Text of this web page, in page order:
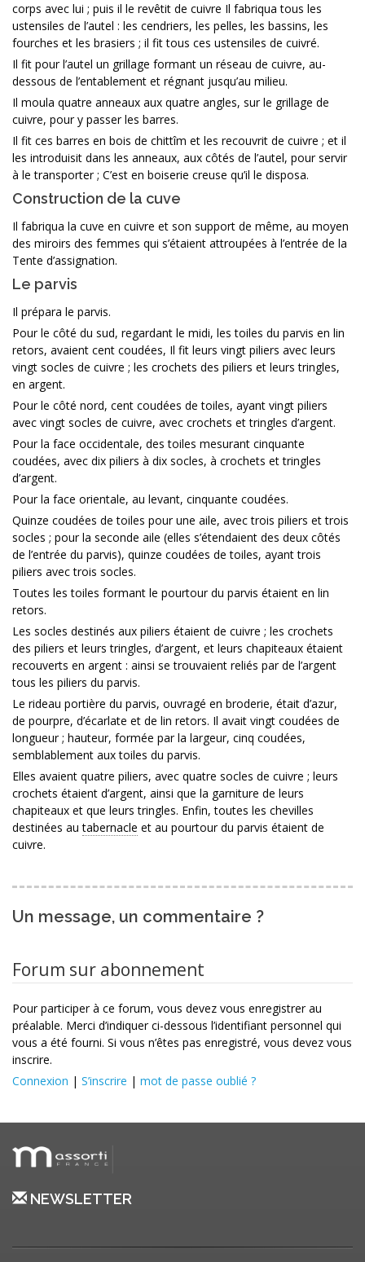
corps avec lui ; puis il le revêtit de cuivre Il fabriqua tous les
ustensiles de l’autel : les cendriers, les pelles, les bassins, les
fourches et les brasiers ; il fit tous ces ustensiles de cuivré.
Il fit pour l’autel un grillage formant un réseau de cuivre, au-
dessous de l’entablement et régnant jusqu’au milieu.
Il moula quatre anneaux aux quatre angles, sur le grillage de
cuivre, pour y passer les barres.
Il fit ces barres en bois de chittîm et les recouvrit de cuivre ; et il
les introduisit dans les anneaux, aux côtés de l’autel, pour servir
à le transporter ; C’est en boiserie creuse qu’il le disposa.
Construction de la cuve
Il fabriqua la cuve en cuivre et son support de même, au moyen
des miroirs des femmes qui s’étaient attroupées à l’entrée de la
Tente d’assignation.
Le parvis
Il prépara le parvis.
Pour le côté du sud, regardant le midi, les toiles du parvis en lin
retors, avaient cent coudées, Il fit leurs vingt piliers avec leurs
vingt socles de cuivre ; les crochets des piliers et leurs tringles,
en argent.
Pour le côté nord, cent coudées de toiles, ayant vingt piliers
avec vingt socles de cuivre, avec crochets et tringles d’argent.
Pour la face occidentale, des toiles mesurant cinquante
coudées, avec dix piliers à dix socles, à crochets et tringles
d’argent.
Pour la face orientale, au levant, cinquante coudées.
Quinze coudées de toiles pour une aile, avec trois piliers et trois
socles ; pour la seconde aile (elles s’étendaient des deux côtés
de l’entrée du parvis), quinze coudées de toiles, ayant trois
piliers avec trois socles.
Toutes les toiles formant le pourtour du parvis étaient en lin
retors.
Les socles destinés aux piliers étaient de cuivre ; les crochets
des piliers et leurs tringles, d’argent, et leurs chapiteaux étaient
recouverts en argent : ainsi se trouvaient reliés par de l’argent
tous les piliers du parvis.
Le rideau portière du parvis, ouvragé en broderie, était d’azur,
de pourpre, d’écarlate et de lin retors. Il avait vingt coudées de
longueur ; hauteur, formée par la largeur, cinq coudées,
semblablement aux toiles du parvis.
Elles avaient quatre piliers, avec quatre socles de cuivre ; leurs
crochets étaient d’argent, ainsi que la garniture de leurs
chapiteaux et que leurs tringles. Enfin, toutes les chevilles
destinées autabernacle et au pourtour du parvis étaient de
cuivre.
Un message, un commentaire ?
Forum sur abonnement
Pour participer à ce forum, vous devez vous enregistrer au
préalable. Merci d’indiquer ci-dessous l’identifiant personnel qui
vous a été fourni. Si vous n’êtes pas enregistré, vous devez vous
inscrire.
Connexion | S’inscrire | mot de passe oublié ?
NEWSLETTER